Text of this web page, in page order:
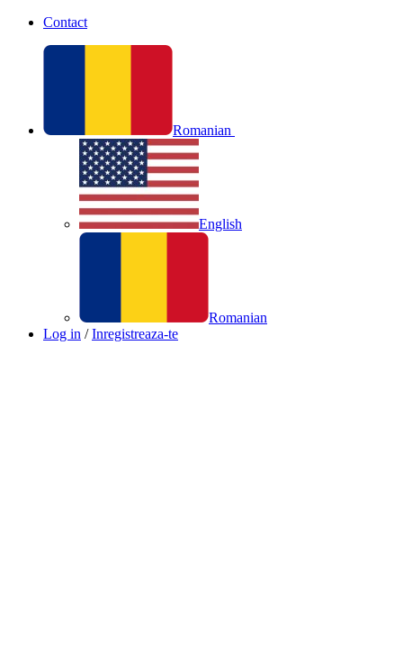
Contact
Romanian
English
Romanian
Log in / Inregistreaza-te